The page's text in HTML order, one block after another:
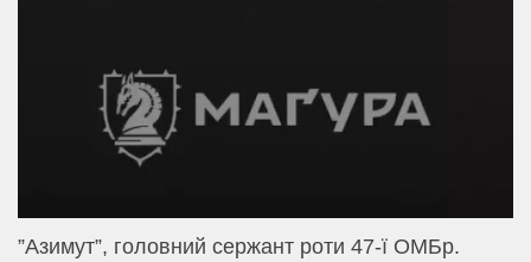
⁨”Азимут”, головний сержант роти 47-ї ОМБр.